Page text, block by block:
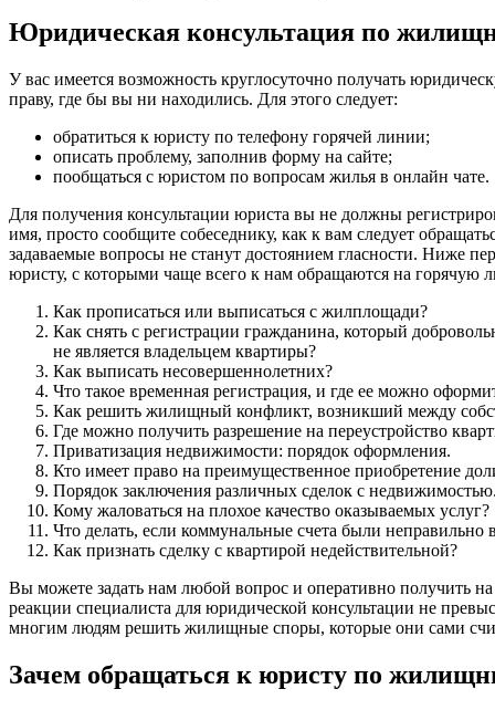
Юридическая консультация по
У вас имеется возможность круглосуточно получать
праву, где бы вы ни находились. Для этого следует:
обратиться к юристу по телефону горячей линии;
описать проблему, заполнив форму на сайте;
пообщаться с юристом по вопросам жилья в онлайн чате.
Для получения консультации юриста вы не должны
имя, просто сообщите собеседнику, как к вам следует
задаваемые вопросы не станут достоянием гласности. Ниже
юристу, с которыми чаще всего к нам обращаются на горячую
Как прописаться или выписаться с жилплощади?
Как снять с регистрации гражданина, который
не является владельцем квартиры?
Как выписать несовершеннолетних?
Что такое временная регистрация, и где ее можно
Как решить жилищный конфликт, возникший между
Где можно получить разрешение на переустройство
Приватизация недвижимости: порядок оформления.
Кто имеет право на преимущественное приобретение
Порядок заключения различных сделок с
Кому жаловаться на плохое качество оказываемых услуг?
Что делать, если коммунальные счета были неправильно
Как признать сделку с квартирой недействительной?
Вы можете задать нам любой вопрос и оперативно получить
реакции специалиста для юридической консультации не
многим людям решить жилищные споры, которые они сами
Зачем обращаться к юристу по